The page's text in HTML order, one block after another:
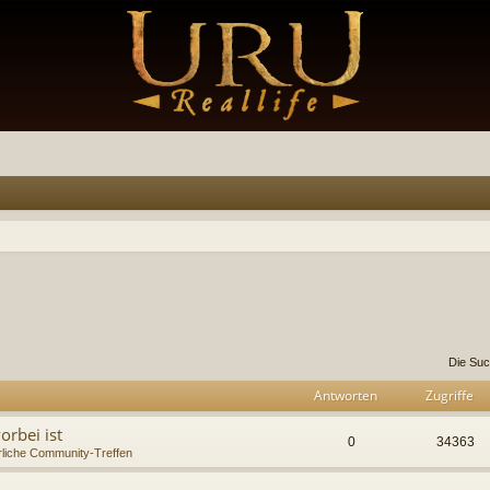
Die
Antworten Zugriffe
ist
Community-Treffen
0 34363